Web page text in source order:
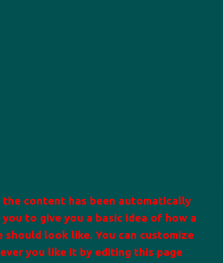
the content has been automatically
to give you a basic idea of how a
should look like. You can customize
you like it by editing this page